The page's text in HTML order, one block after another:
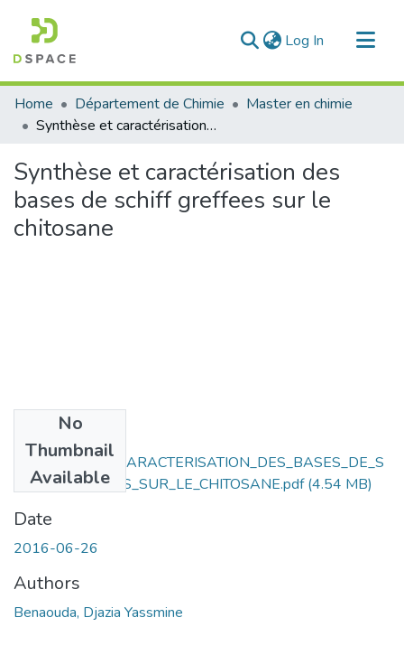
Log In (current)
Communities & Collections
All of DSpace
Home Département de Chimie
Master en chimie
Synthèse et caractérisation des bases de schiff greffees sur le chitosane
Synthèse et caractérisation des
bases de schiff greffees sur le
chitosane
No
Thumbnail
Available
SYNTHESE_ET_CARACTERISATION_DES_BASES_DE_S
CHIFF_GREFFEES_SUR_LE_CHITOSANE.pdf(4.54 MB)
Date
2016-06-26
Authors
Benaouda, Djazia Yassmine